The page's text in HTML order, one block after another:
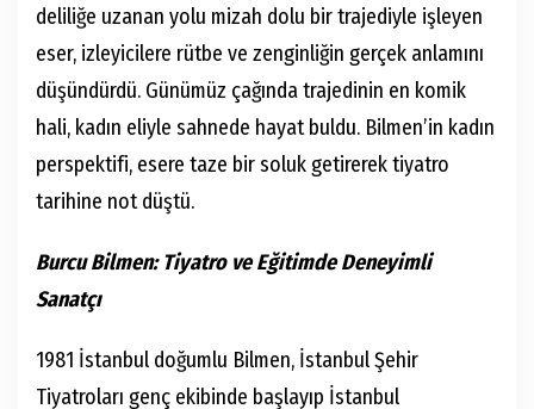
deliliğe uzanan yolu mizah dolu bir trajediyle işleyen
eser, izleyicilere rütbe ve zenginliğin gerçek anlamını
düşündürdü. Günümüz çağında trajedinin en komik
hali, kadın eliyle sahnede hayat buldu. Bilmen’in kadın
perspektifi, esere taze bir soluk getirerek tiyatro
tarihine not düştü.
Burcu Bilmen: Tiyatro ve Eğitimde Deneyimli
Sanatçı
1981 İstanbul doğumlu Bilmen, İstanbul Şehir
Tiyatroları genç ekibinde başlayıp İstanbul